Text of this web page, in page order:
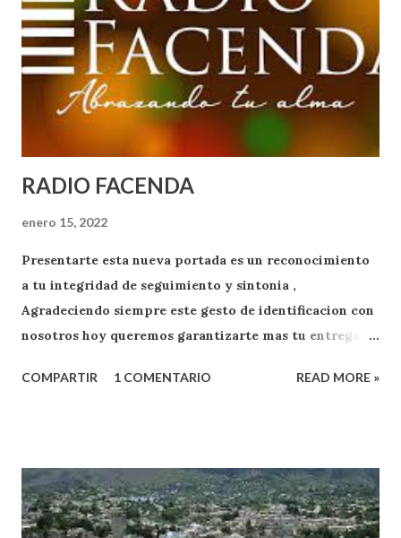
RADIO FACENDA
enero 15, 2022
Presentarte esta nueva portada es un reconocimiento
a tu integridad de seguimiento y sintonia ,
Agradeciendo siempre este gesto de identificacion con
nosotros hoy queremos garantizarte mas tu entrega
.
COMPARTIR 1 COMENTARIO READ MORE »